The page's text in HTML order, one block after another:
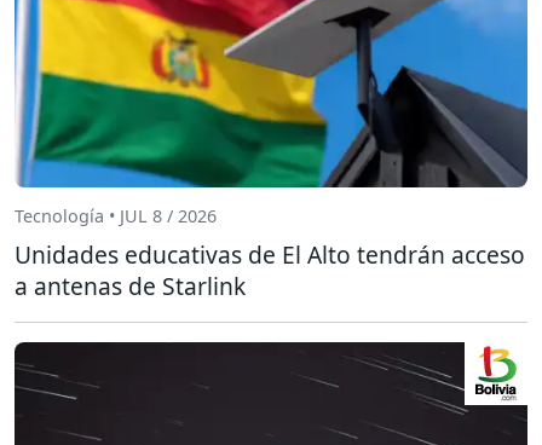
Tecnología • JUL 8 / 2026
Unidades educativas de El Alto tendrán acceso
a antenas de Starlink